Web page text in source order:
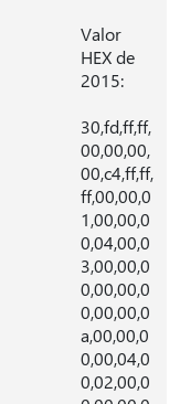
Valor
HEX de
2015:
30,fd,ff,ff,
00,00,00,
00,c4,ff,ff,
ff,00,00,0
1,00,00,0
0,04,00,0
3,00,00,0
0,00,00,0
0,00,00,0
a,00,00,0
0,00,04,0
0,02,00,0